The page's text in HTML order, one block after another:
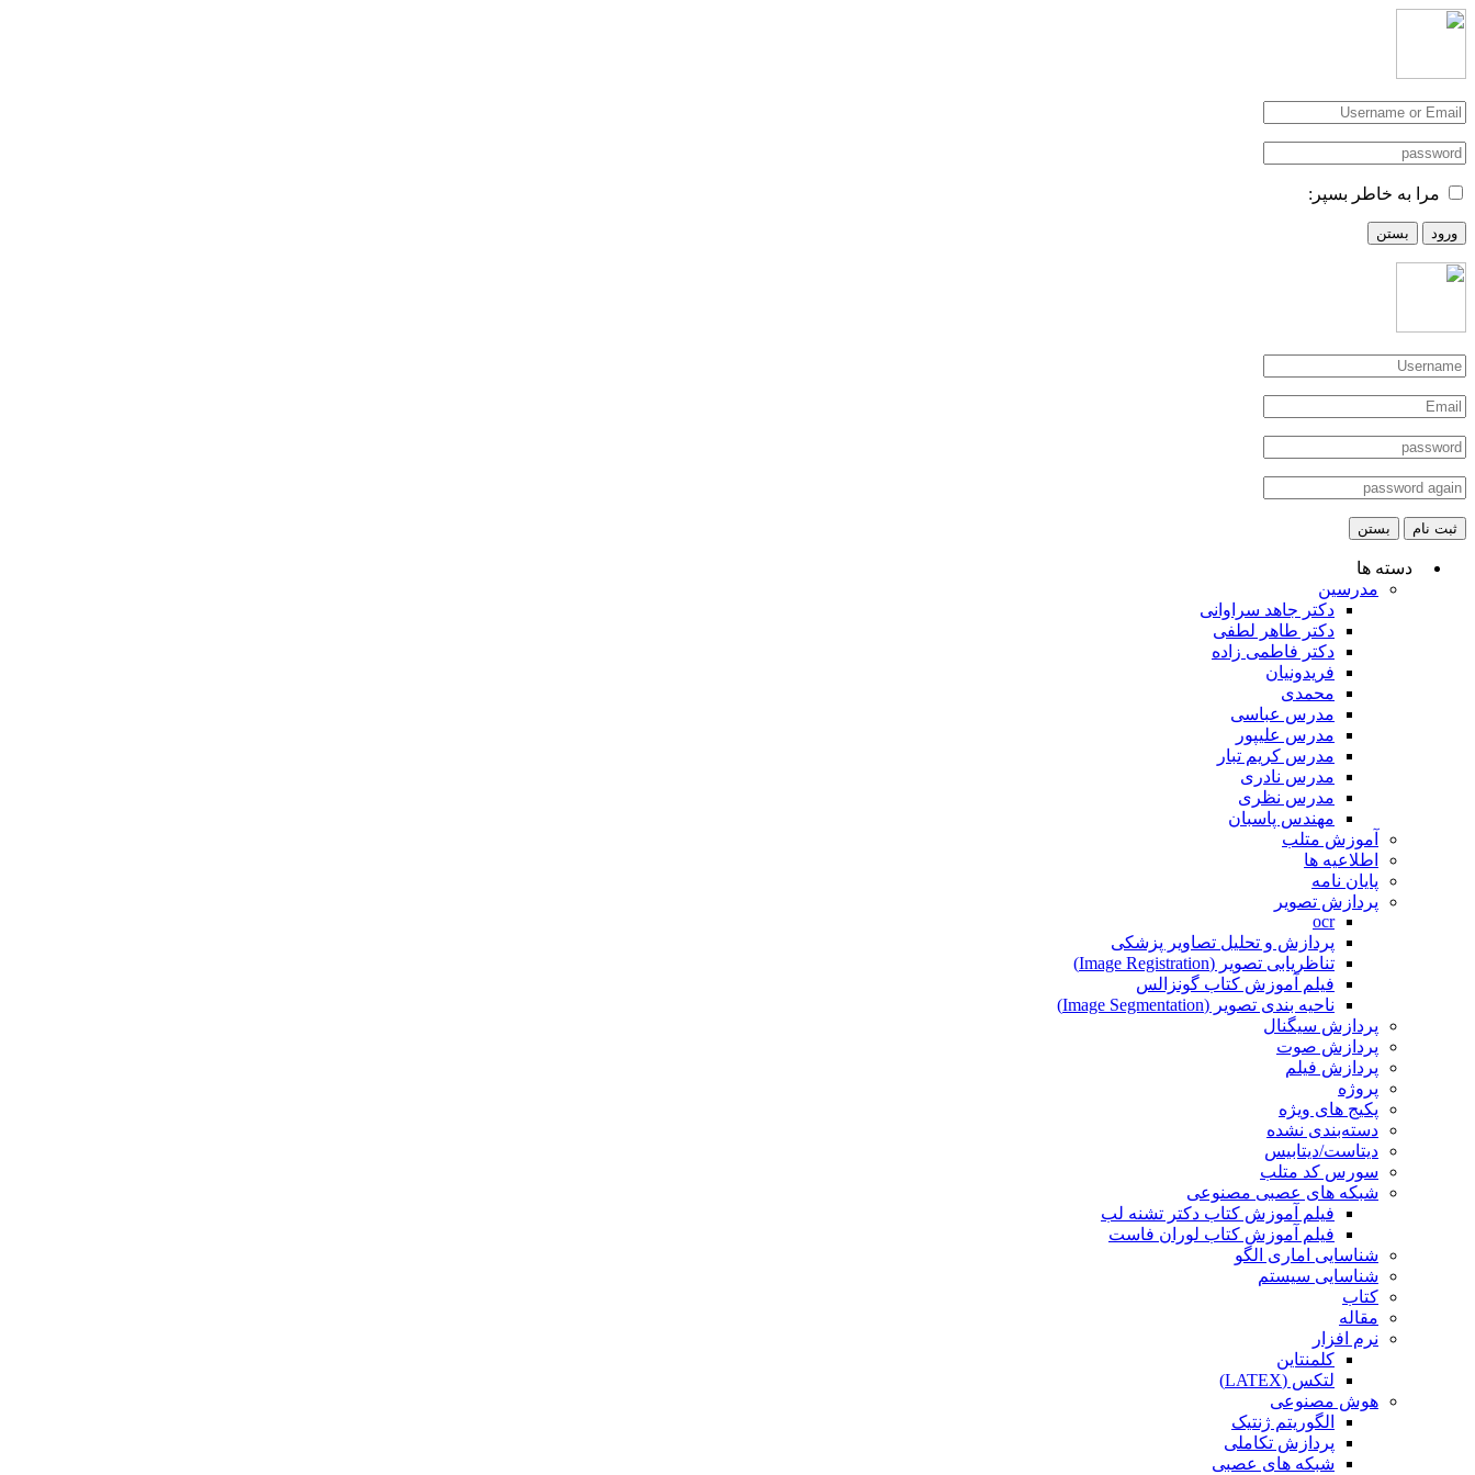
مرا به خاطر بسپر:
ورود بستن
ثبت نام بستن
دسته ها
مدرسین
دکتر جاهد سراوانی
دکتر طاهر لطفی
دکتر فاطمی زاده
فریدونیان
محمدی
مدرس عباسی
مدرس علیپور
مدرس کریم تبار
مدرس نادری
مدرس نظری
مهندس پاسبان
آموزش متلب
اطلاعیه ها
پایان نامه
پردازش تصویر
ocr
پردازش و تحلیل تصاویر پزشکی
تناظریابی تصویر (Image Registration)
فیلم آموزش کتاب گونزالس
ناحیه بندی تصویر (Image Segmentation)
پردازش سیگنال
پردازش صوت
پردازش فیلم
پروژه
پکیج های ویژه
دسته‌بندی نشده
دیتاست/دیتابیس
سورس کد متلب
شبکه های عصبی مصنوعی
فیلم آموزش کتاب دکتر تشنه لب
فیلم آموزش کتاب لوران فاست
شناسایی اماری الگو
شناسایی سیستم
کتاب
مقاله
نرم افزار
کلمنتاین
لتکس (LATEX)
هوش مصنوعی
الگوریتم ژنتیک
پردازش تکاملی
شبکه های عصبی